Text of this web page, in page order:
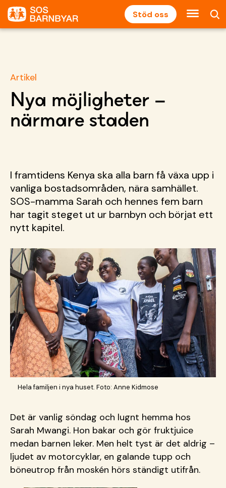
Stöd oss
Artikel
Nya möjligheter –
närmare staden
I framtidens Kenya ska alla barn få växa upp i
vanliga bostadsområden, nära samhället.
SOS-mamma Sarah och hennes fem barn
har tagit steget ut ur barnbyn och börjat ett
nytt kapitel.
Hela familjen i nya huset. Foto: Anne Kidmose
Det är vanlig söndag och lugnt hemma hos
Sarah Mwangi. Hon bakar och gör fruktjuice
medan barnen leker. Men helt tyst är det aldrig –
ljudet av motorcyklar, en galande tupp och
böneutrop från moskén hörs ständigt utifrån.